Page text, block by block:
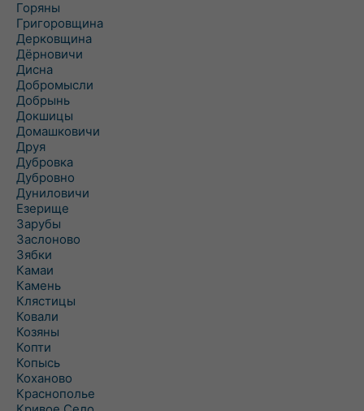
Горяны
Григоровщина
Дерковщина
Дёрновичи
Дисна
Добромысли
Добрынь
Докшицы
Домашковичи
Друя
Дубровка
Дубровно
Дуниловичи
Езерище
Зарубы
Заслоново
Зябки
Камаи
Камень
Клястицы
Ковали
Козяны
Копти
Копысь
Коханово
Краснополье